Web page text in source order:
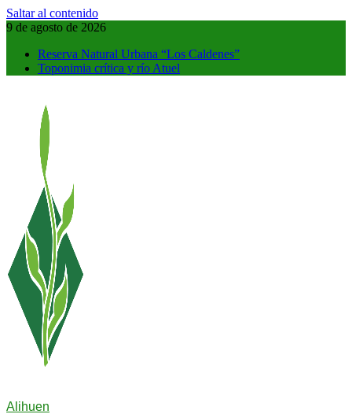
Saltar al contenido
9 de agosto de 2026
Reserva Natural Urbana “Los Caldenes”
Toponimia crítica y río Atuel
Alihuen